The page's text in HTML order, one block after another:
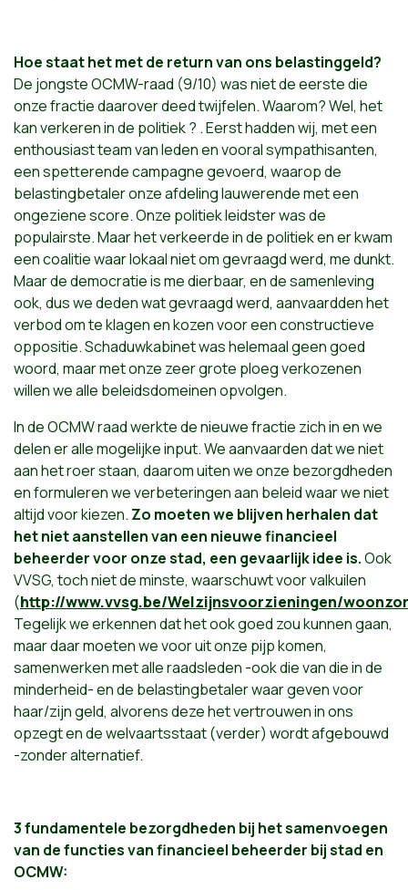
Hoe staat het met de return van ons belastinggeld?
De jongste OCMW-raad (9/10) was niet de eerste die
onze fractie daarover deed twijfelen. Waarom? Wel, het
kan verkeren in de politiek ? . Eerst hadden wij, met een
enthousiast team van leden en vooral sympathisanten,
een spetterende campagne gevoerd, waarop de
belastingbetaler onze afdeling lauwerende met een
ongeziene score. Onze politiek leidster was de
populairste. Maar het verkeerde in de politiek en er kwam
een coalitie waar lokaal niet om gevraagd werd, me dunkt.
Maar de democratie is me dierbaar, en de samenleving
ook, dus we deden wat gevraagd werd, aanvaardden het
verbod om te klagen en kozen voor een constructieve
oppositie. Schaduwkabinet was helemaal geen goed
woord, maar met onze zeer grote ploeg verkozenen
willen we alle beleidsdomeinen opvolgen.
In de OCMW raad werkte de nieuwe fractie zich in en we
delen er alle mogelijke input. We aanvaarden dat we niet
aan het roer staan, daarom uiten we onze bezorgdheden
en formuleren we verbeteringen aan beleid waar we niet
altijd voor kiezen. Zo moeten we blijven herhalen dat
het niet aanstellen van een nieuwe financieel
beheerder voor onze stad, een gevaarlijk idee is.Ook
VVSG, toch niet de minste, waarschuwt voor valkuilen
(http://www.vvsg.be/Welzijnsvoorzieningen/
Tegelijk we erkennen dat het ook goed zou kunnen gaan,
maar daar moeten we voor uit onze pijp komen,
samenwerken met alle raadsleden -ook die van die in de
minderheid- en de belastingbetaler waar geven voor
haar/zijn geld, alvorens deze het vertrouwen in ons
opzegt en de welvaartsstaat (verder) wordt afgebouwd
-zonder alternatief.
3 fundamentele bezorgdheden bij het samenvoegen
van de functies van financieel beheerder bij stad en
OCMW: